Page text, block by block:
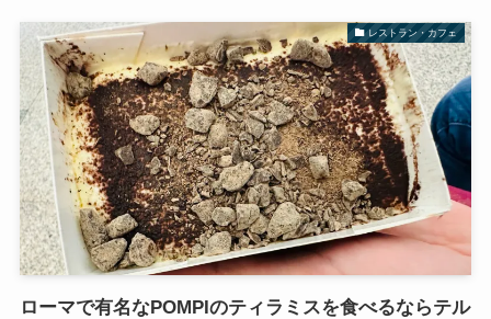
レストラン・カフェ
ローマで有名なPOMPIのティラミスを食べるならテル